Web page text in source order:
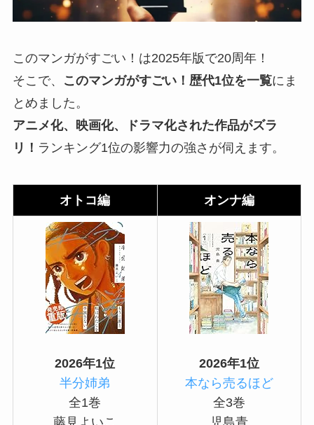
このマンガがすごい！は2025年版で20周年！
そこで、
このマンガがすごい！歴代1位を一覧にま
とめました。
アニメ化、映画化、ドラマ化された作品がズラ
リ！ ランキング1位の影響力の強さが伺えます。
オトコ編 オンナ編
2026年1位
半分姉弟
全1巻
藤見よいこ
2026年1位
本なら売るほど
全3巻
児島青